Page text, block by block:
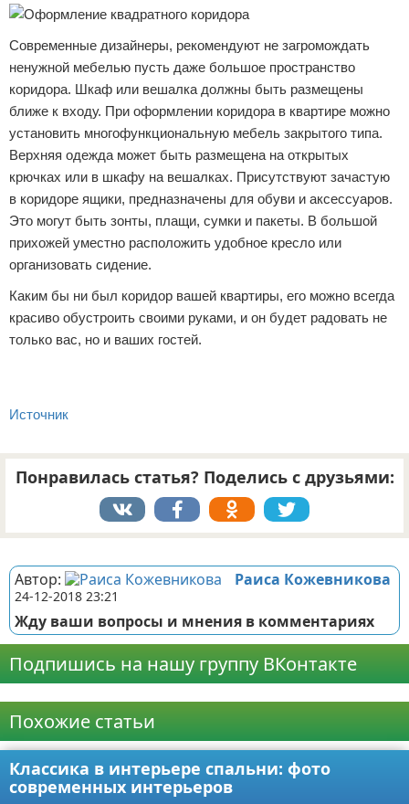
Современные дизайнеры, рекомендуют не загромождать
ненужной мебелью пусть даже большое пространство
коридора. Шкаф или вешалка должны быть размещены
ближе к входу. При оформлении коридора в квартире можно
установить многофункциональную мебель закрытого типа.
Верхняя одежда может быть размещена на открытых
крючках или в шкафу на вешалках. Присутствуют зачастую
в коридоре ящики, предназначены для обуви и аксессуаров.
Это могут быть зонты, плащи, сумки и пакеты. В большой
прихожей уместно расположить удобное кресло или
организовать сидение.
Каким бы ни был коридор вашей квартиры, его можно всегда
красиво обустроить своими руками, и он будет радовать не
только вас, но и ваших гостей.
Источник
Понравилась статья? Поделись с друзьями:
Автор: Раиса Кожевникова
24-12-2018 23:21
Жду ваши вопросы и мнения в комментариях
Подпишись на нашу группу ВКонтакте
Похожие статьи
Классика в интерьере спальни: фото
современных интерьеров